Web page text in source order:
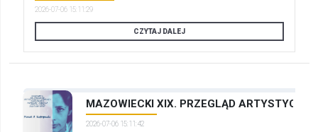
2026-07-06 15:11:29
CZYTAJ DALEJ
MAZOWIECKI XIX. PRZEGLĄD
2026-07-06 15:11:42